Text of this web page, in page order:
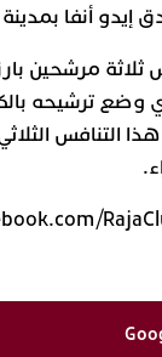
مرشحين
ترشيحه
هذا التنافس